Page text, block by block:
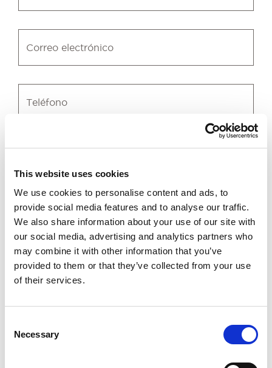
This website uses cookies
We use cookies to personalise content and ads, to
provide social media features and to analyse our traffic.
We also share information about your use of our site with
our social media, advertising and analytics partners who
may combine it with other information that you’ve
provided to them or that they’ve collected from your use
of their services.
Selection
Necessary
Acepto Términos y condiciones
ENVIAR
retraso de equipaje y todos incidentes que pueden